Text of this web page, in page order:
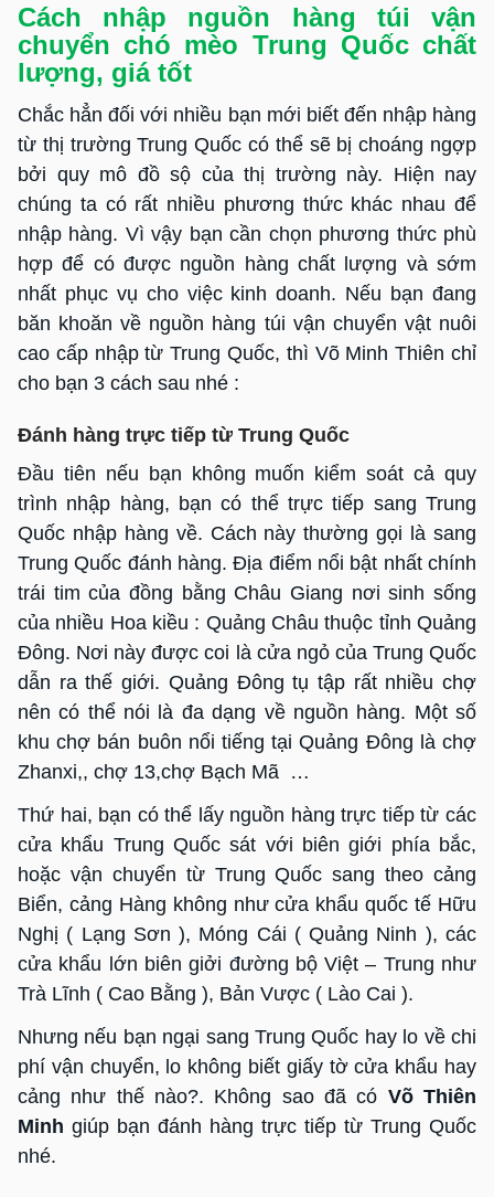
Cách nhập nguồn hàng túi vận
chuyển chó mèo Trung Quốc chất
lượng, giá tốt
Chắc hẳn đối với nhiều bạn mới biết đến nhập hàng
từ thị trường Trung Quốc có thể sẽ bị choáng ngợp
bởi quy mô đồ sộ của thị trường này. Hiện nay
chúng ta có rất nhiều phương thức khác nhau để
nhập hàng. Vì vậy bạn cần chọn phương thức phù
hợp để có được nguồn hàng chất lượng và sớm
nhất phục vụ cho việc kinh doanh. Nếu bạn đang
băn khoăn về nguồn hàng túi vận chuyển vật nuôi
cao cấp nhập từ Trung Quốc, thì Võ Minh Thiên chỉ
cho bạn 3 cách sau nhé :
Đánh hàng trực tiếp từ Trung Quốc
Đầu tiên nếu bạn không muốn kiểm soát cả quy
trình nhập hàng, bạn có thể trực tiếp sang Trung
Quốc nhập hàng về. Cách này thường gọi là sang
Trung Quốc đánh hàng. Địa điểm nổi bật nhất chính
trái tim của đồng bằng Châu Giang nơi sinh sống
của nhiều Hoa kiều : Quảng Châu thuộc tỉnh Quảng
Đông. Nơi này được coi là cửa ngỏ của Trung Quốc
dẫn ra thế giới. Quảng Đông tụ tập rất nhiều chợ
nên có thể nói là đa dạng về nguồn hàng. Một số
khu chợ bán buôn nổi tiếng tại Quảng Đông là chợ
Zhanxi,, chợ 13,chợ Bạch Mã …
Thứ hai, bạn có thể lấy nguồn hàng trực tiếp từ các
cửa khẩu Trung Quốc sát với biên giới phía bắc,
hoặc vận chuyển từ Trung Quốc sang theo cảng
Biển, cảng Hàng không như cửa khẩu quốc tế Hữu
Nghị ( Lạng Sơn ), Móng Cái ( Quảng Ninh ), các
cửa khẩu lớn biên giởi đường bộ Việt – Trung như
Trà Lĩnh ( Cao Bằng ), Bản Vược ( Lào Cai ).
Nhưng nếu bạn ngại sang Trung Quốc hay lo về chi
phí vận chuyển, lo không biết giấy tờ cửa khẩu hay
cảng như thế nào?. Không sao đã có Võ Thiên
Minh giúp bạn đánh hàng trực tiếp từ Trung Quốc
nhé.